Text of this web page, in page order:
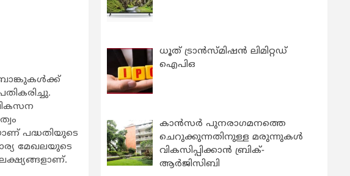
പദ്ധതിയുടെ
മേഖലയുടെ
ധൂത് ട്രാൻസ്മിഷൻ ലിമിറ്റഡ്
ഐപിഒ
കാന്‍സര്‍ പുനരാഗമനത്തെ
ചെറുക്കുന്നതിനുള്ള മരുന്നുകള്‍
വികസിപ്പിക്കാന്‍ ബ്രിക്-
ആര്‍ജിസിബി